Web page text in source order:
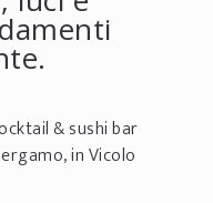
& sushi bar
in Vicolo